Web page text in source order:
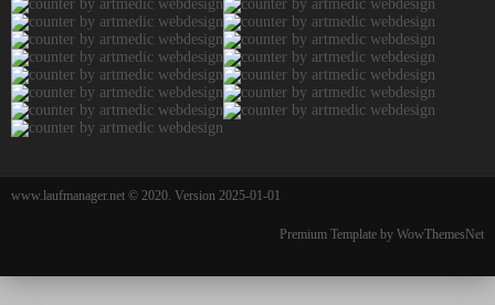
www.laufmanager.net © 2020. Version 2025-01-01
Premium Template by WowThemesNet